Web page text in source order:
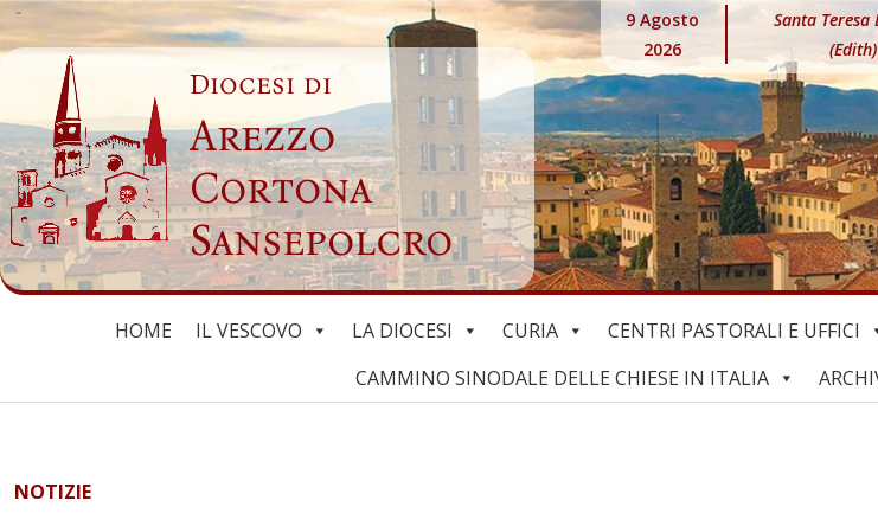
Skip
to
content
Diocesi di
Arezzo
Cortona
Sansepolcro
9 Agosto
2026
Santa Teresa
HOME IL VESCOVO LA DIOCESI CURIA CENTRI PASTORALI E UFFICI
CAMMINO SINODALE DELLE CHIESE IN ITALIA
NOTIZIE